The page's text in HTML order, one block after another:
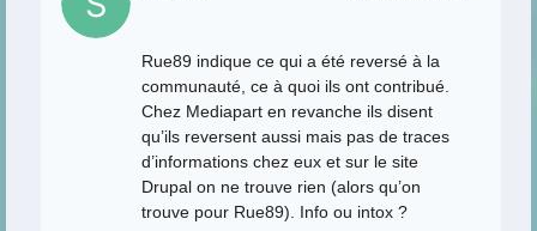
Rue89 indique ce qui a été reversé à la
communauté, ce à quoi ils ont contribué.
Chez Mediapart en revanche ils disent
qu’ils reversent aussi mais pas de traces
d’informations chez eux et sur le site
Drupal on ne trouve rien (alors qu’on
trouve pour Rue89). Info ou intox ?